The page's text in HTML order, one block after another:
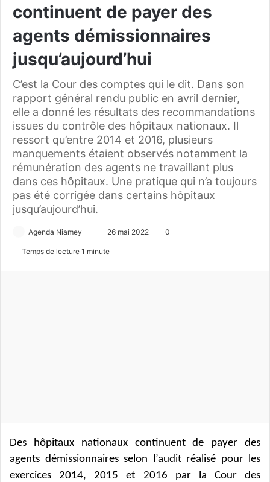
continuent de payer des
agents démissionnaires
jusqu’aujourd’hui
C’est la Cour des comptes qui le dit. Dans son
rapport général rendu public en avril dernier,
elle a donné les résultats des recommandations
issues du contrôle des hôpitaux nationaux. Il
ressort qu’entre 2014 et 2016, plusieurs
manquements étaient observés notamment la
rémunération des agents ne travaillant plus
dans ces hôpitaux. Une pratique qui n’a toujours
pas été corrigée dans certains hôpitaux
jusqu’aujourd’hui.
Agenda Niamey
n
l
26 mai 2022 0
Temps de lecture 1 minute
Des hôpitaux nationaux continuent de payer des
agents démissionnaires selon l’audit réalisé pour les
exercices 2014, 2015 et 2016 par la Cour des